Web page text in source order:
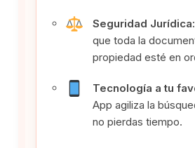
Seguridad Jurídica:
que toda la
propiedad esté en
Tecnología a tu
App agiliza la
no pierdas tiempo.